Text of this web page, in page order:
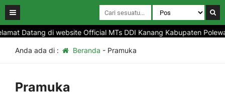
Datang di website Official MTs DDI Kanang Kabupaten
Anda ada di : Beranda - Pramuka
Pramuka